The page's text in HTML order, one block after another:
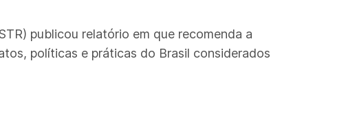
publicou relatório em que recomenda a
políticas e práticas do Brasil considerados